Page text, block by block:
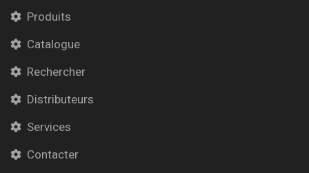
Produits
Catalogue
Rechercher
Distributeurs
Services
Contacter